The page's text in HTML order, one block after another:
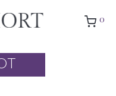
0